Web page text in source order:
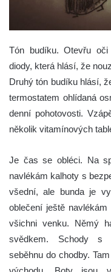
Tón budíku. Otevřu
diody, která hlásí, že
Druhý tón budíku hlásí,
termostatem ohlídaná
denní pohotovosti.
několik vitamínových
Je čas se obléci. Na
navlékám kalhoty s
všední, ale bunda je
oblečení ještě
všichni venku. Němý
svědkem. Schody s
seběhnu do chodby.